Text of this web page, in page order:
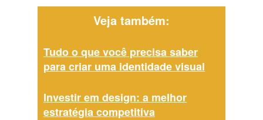
Veja também:
Tudo o que você precisa saber
para criar uma identidade visual
Investir em design: a melhor
estratégia competitiva